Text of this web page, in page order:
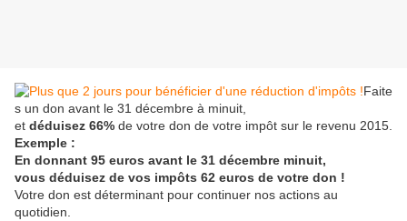
Faite
s un don avant le 31 décembre à minuit,
et déduisez 66% de votre don de votre impôt sur le revenu 2015.
Exemple :
En donnant 95 euros avant le 31 décembre minuit,
vous déduisez de vos impôts 62 euros de votre don !
Votre don est déterminant pour continuer nos actions au
quotidien.